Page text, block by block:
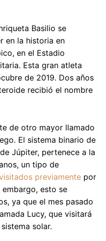
Basilio se
en la historia en
en el Estadio
Esta gran atleta
de 2019. Dos años
recibió el nombre
de otro mayor llamado
El sistema binario de
Júpiter, pertenece a la
un tipo de
previamente por
embargo, esto se
ya que el mes pasado
Lucy, que visitará
solar.